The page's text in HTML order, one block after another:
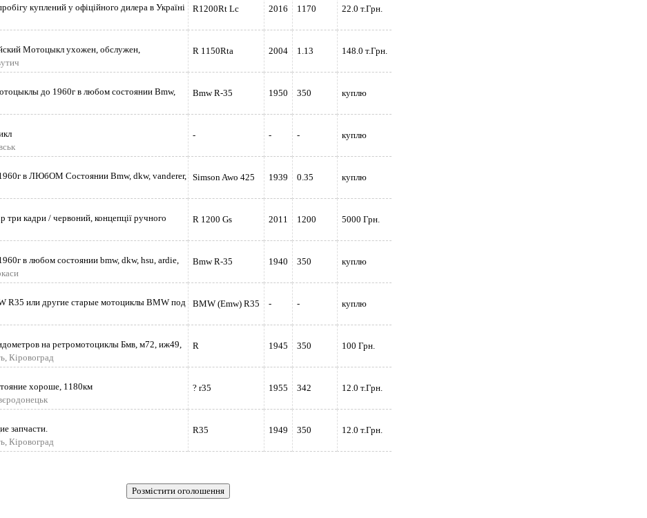
куплений у офіційного дилера в Україні
R1200Rt Lc 2016 1170 22.0 т.Грн.
Мотоцыкл ухожен, обслужен,
регистра
R 1150Rta 2004 1.13 148.0 т.Грн.
до 1960г в любом состоянии Bmw,
Bmw R-35 1950 350 куплю
- - - куплю
в ЛЮбОМ Состоянии Bmw, dkw, vanderer, Simson Awo 425 1939 0.35 куплю
три кадри / червоний, концепції ручного
R 1200 Gs 2011 1200 5000 Грн.
в любом состоянии bmw, dkw, hsu, ardie,
Bmw R-35 1940 350 куплю
R35 или другие старые мотоциклы BMW под
ва
BMW (Emw) R35 - - куплю
на ретромотоциклы Бмв, м72, иж49,
Кіровоград
R 1945 350 100 Грн.
хороше, 1180км
? r35 1955 342 12.0 т.Грн.
запчасти.
Кіровоград
R35 1949 350 12.0 т.Грн.